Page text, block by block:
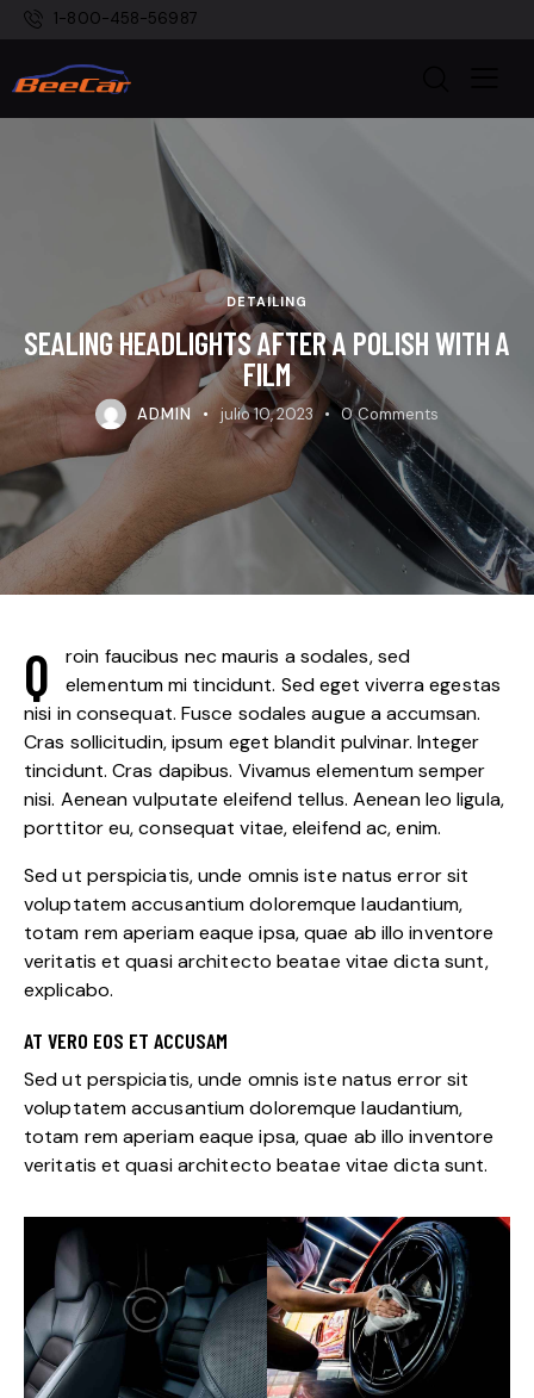
1-800-458-56987
DETAILING
SEALING HEADLIGHTS AFTER A POLISH WITH A
FILM
ADMIN julio 10, 2023 0 Comments
Q
roin faucibus nec mauris a sodales, sed
elementum mi tincidunt. Sed eget viverra egestas
nisi in consequat. Fusce sodales augue a accumsan.
Cras sollicitudin, ipsum eget blandit pulvinar. Integer
tincidunt. Cras dapibus. Vivamus elementum semper
nisi. Aenean vulputate eleifend tellus. Aenean leo ligula,
porttitor eu, consequat vitae, eleifend ac, enim.
Sed ut perspiciatis, unde omnis iste natus error sit
voluptatem accusantium doloremque laudantium,
totam rem aperiam eaque ipsa, quae ab illo inventore
veritatis et quasi architecto beatae vitae dicta sunt,
explicabo.
AT VERO EOS ET ACCUSAM
Sed ut perspiciatis, unde omnis iste natus error sit
voluptatem accusantium doloremque laudantium,
totam rem aperiam eaque ipsa, quae ab illo inventore
veritatis et quasi architecto beatae vitae dicta sunt.